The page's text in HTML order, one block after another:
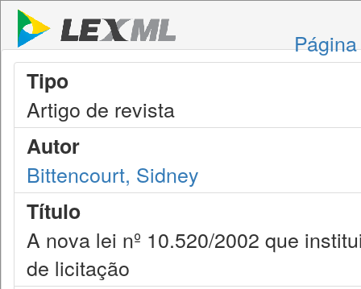
Tipo
Artigo de revista
Autor
Bittencourt, Sidney
Título
A nova lei nº 10.520/2002 que
de licitação